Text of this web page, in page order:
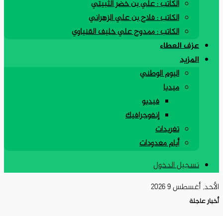
الكاتب : علي بن خضر الثبيتي
الكاتب : فلاح بن علي الزهراني
الكاتب : ممدوح علي خليف القنياوي
عزف العطاء
المزيد
اليوم الوطني
ميديا
فيديو
إنفوجرافيك
تغريدات
أيام معدودات
تسجيل الدخول
الأحد, أغسطس 9 2026
أخبار عاجلة